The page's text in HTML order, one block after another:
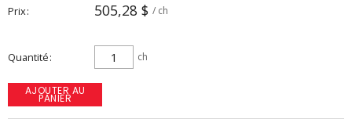
Prix 505,28 $ / ch
Quantité ch
AJOUTER AU
PANIER